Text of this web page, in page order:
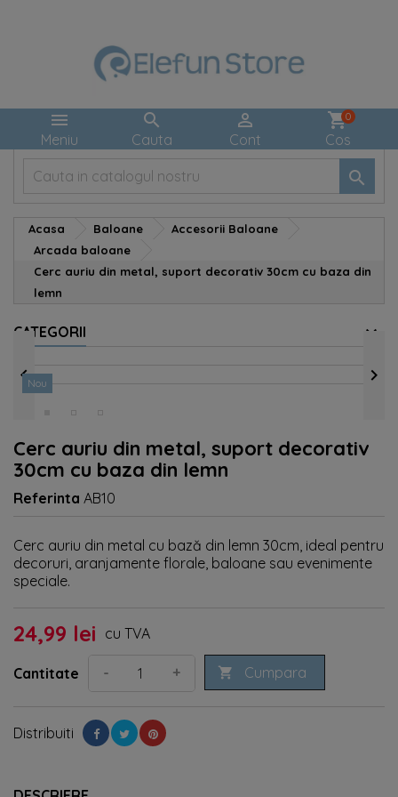

Meniu

Cauta

Cont
shopping_cart
Cos
0

Acasa Baloane
Accesorii Baloane
Arcada baloane
Cerc auriu din metal, suport decorativ 30cm cu baza din
lemn
CATEGORII
Nou
 
Cerc auriu din metal, suport decorativ
30cm cu baza din lemn
Referinta AB10
Cerc auriu din metal cu bază din lemn 30cm, ideal pentru
decoruri, aranjamente florale, baloane sau evenimente
speciale.
24,99 lei cu TVA
Cantitate - +  Cumpara
Distribuiti